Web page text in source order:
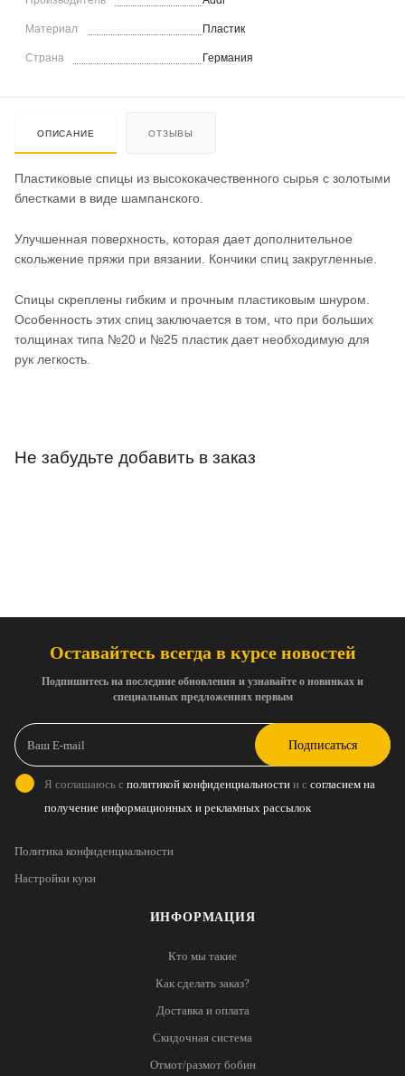
Материал Пластик
Страна Германия
ОПИСАНИЕ ОТЗЫВЫ
Пластиковые спицы из высококачественного сырья с золотыми
блестками в виде шампанского.
Улучшенная поверхность, которая дает дополнительное
скольжение пряжи при вязании. Кончики спиц закругленные.
Спицы скреплены гибким и прочным пластиковым шнуром.
Особенность этих спиц заключается в том, что при больших
толщинах типа №20 и №25 пластик дает необходимую для
рук легкость.
Не забудьте добавить в заказ
ИНФОРМАЦИЯ
Кто мы такие
Как сделать заказ?
Доставка и оплата
Скидочная система
Отмот/размот бобин
Оставайтесь всегда в курсе новостей
Подпишитесь на последние обновления и узнавайте о новинках и
специальных предложениях первым
Подписаться
Я соглашаюсь с политикой конфиденциальности и с согласием на
получение информационных и рекламных рассылок
Политика конфиденциальности
Настройки куки